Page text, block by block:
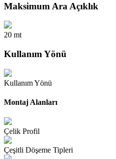
Maksimum Ara Açıklık
20 mt
Kullanım Yönü
Kullanım Yönü
Montaj Alanları
Çelik Profil
Çeşitli Döşeme Tipleri